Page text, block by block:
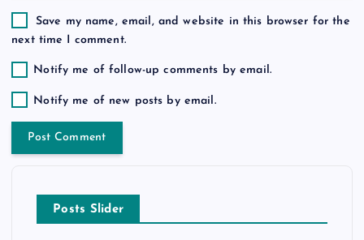
Save my name, email, and website in this browser for the
next time I comment.
Notify me of follow-up comments by email.
Notify me of new posts by email.
Posts Slider